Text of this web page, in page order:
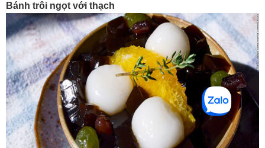
Bánh trôi ngọt với thạch